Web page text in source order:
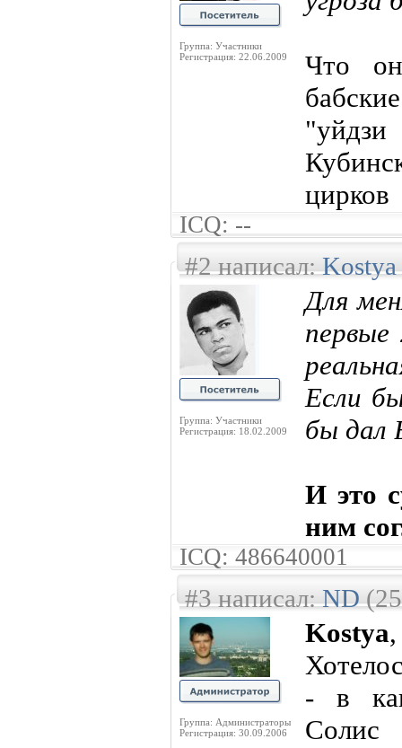
Группа: Участники
Регистрация: 22.06.2009
Что
цирков
ICQ: --
#2 написал:Kostya
Группа: Участники
Регистрация: 18.02.2009
Для
Если
бы дал
И это
ним
ICQ: 486640001
#3 написал:ND(25
Группа: Администраторы
Регистрация: 30.09.2006
Kostya,
- в
Солис